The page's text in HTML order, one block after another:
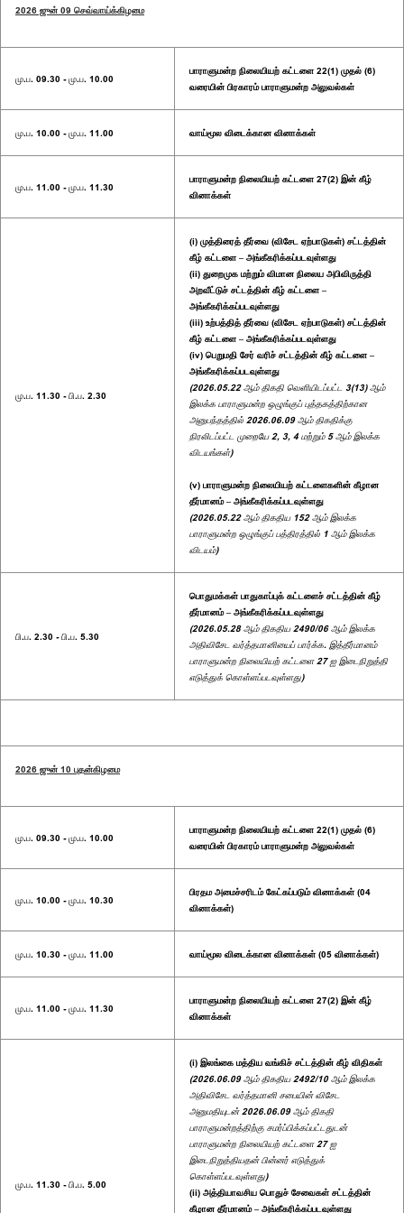
2026 ஜுன் 09 செவ்வாய்க்கிழமை
மு.ப. 09.30 - மு.ப. 10.00
பாராளுமன்ற நிலையியற் கட்டளை 22(1) முதல் (6)
வரையின் பிரகாரம் பாராளுமன்ற அலுவல்கள்
மு.ப. 10.00 - மு.ப. 11.00 வாய்மூல விடைக்கான வினாக்கள்
மு.ப. 11.00 - மு.ப. 11.30
பாராளுமன்ற நிலையியற் கட்டளை 27(2) இன் கீழ்
வினாக்கள்
மு.ப. 11.30 - பி.ப. 2.30
(i) முத்திரைத் தீர்வை (விசேட ஏற்பாடுகள்) சட்டத்தின்
கீழ் கட்டளை – அங்கீகரிக்கப்படவுள்ளது
(ii) துறைமுக மற்றும் விமான நிலைய அபிவிருத்தி
அறவீட்டுச் சட்டத்தின் கீழ் கட்டளை –
அங்கீகரிக்கப்படவுள்ளது
(iii) உற்பத்தித் தீர்வை (விசேட ஏற்பாடுகள்) சட்டத்தின்
கீழ் கட்டளை – அங்கீகரிக்கப்படவுள்ளது
(iv) பெறுமதி சேர் வரிச் சட்டத்தின் கீழ் கட்டளை –
அங்கீகரிக்கப்படவுள்ளது
(2026.05.22 ஆம் திகதி வெளியிடப்பட்ட 3(13) ஆம்
இலக்க பாராளுமன்ற ஒழுங்குப் புத்தகத்திற்கான
அனுபந்தத்தில் 2026.06.09 ஆம் திகதிக்கு
நிரலிடப்பட்ட முறையே 2, 3, 4 மற்றும் 5 ஆம் இலக்க
விடயங்கள்)
(v) பாராளுமன்ற நிலையியற் கட்டளைகளின் கீழான
தீர்மானம் – அங்கீகரிக்கப்படவுள்ளது
(2026.05.22 ஆம் திகதிய 152 ஆம் இலக்க
பாராளுமன்ற ஒழுங்குப் பத்திரத்தில் 1 ஆம் இலக்க
விடயம்)
பி.ப. 2.30 - பி.ப. 5.30
பொதுமக்கள் பாதுகாப்புக் கட்டளைச் சட்டத்தின் கீழ்
தீர்மானம் – அங்கீகரிக்கப்படவுள்ளது
(2026.05.28 ஆம் திகதிய 2490/06 ஆம் இலக்க
அதிவிசேட வர்த்தமானியைப் பார்க்க. இத்தீர்மானம்
பாராளுமன்ற நிலையியற் கட்டளை 27 ஐ இடைநிறுத்தி
எடுத்துக் கொள்ளப்படவுள்ளது)
2026 ஜுன் 10 புதன்கிழமை
மு.ப. 09.30 - மு.ப. 10.00
பாராளுமன்ற நிலையியற் கட்டளை 22(1) முதல் (6)
வரையின் பிரகாரம் பாராளுமன்ற அலுவல்கள்
மு.ப. 10.00 - மு.ப. 10.30
பிரதம அமைச்சரிடம் கேட்கப்படும் வினாக்கள் (04
வினாக்கள்)
மு.ப. 10.30 - மு.ப. 11.00 வாய்மூல விடைக்கான வினாக்கள் (05 வினாக்கள்)
மு.ப. 11.00 - மு.ப. 11.30
பாராளுமன்ற நிலையியற் கட்டளை 27(2) இன் கீழ்
வினாக்கள்
மு.ப. 11.30 - பி.ப. 5.00
(i) இலங்கை மத்திய வங்கிச் சட்டத்தின் கீழ் விதிகள்
(2026.06.09 ஆம் திகதிய 2492/10 ஆம் இலக்க
அதிவிசேட வர்த்தமானி சபையின் விசேட
அனுமதியுடன் 2026.06.09 ஆம் திகதி
பாராளுமன்றத்திற்கு சமர்ப்பிக்கப்பட்டதுடன்
பாராளுமன்ற நிலையியற் கட்டளை 27 ஐ
இடைநிறுத்தியதன் பின்னர் எடுத்துக்
கொள்ளப்படவுள்ளது)
(ii) அத்தியாவசிய பொதுச் சேவைகள் சட்டத்தின்
கீழான தீர்மானம் – அங்கீகரிக்கப்படவுள்ளது